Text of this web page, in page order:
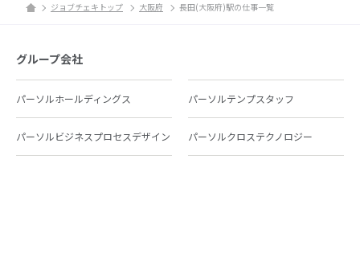
ジョブチェキトップ 大阪府 長田(大阪府)駅の仕事一覧
グループ会社
パーソルホールディングス パーソルテンプスタッフ
パーソルビジネスプロセスデザイン パーソルクロステクノロジー